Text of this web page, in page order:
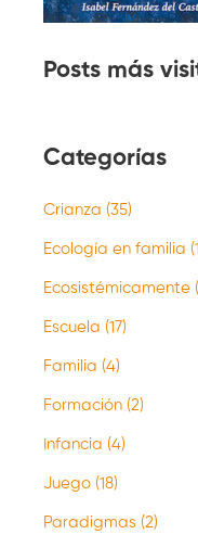
Posts más
Categorías
Crianza (35)
Ecología en familia
Ecosistémicamente
Escuela (17)
Familia (4)
Formación (2)
Infancia (4)
Juego (18)
Paradigmas (2)